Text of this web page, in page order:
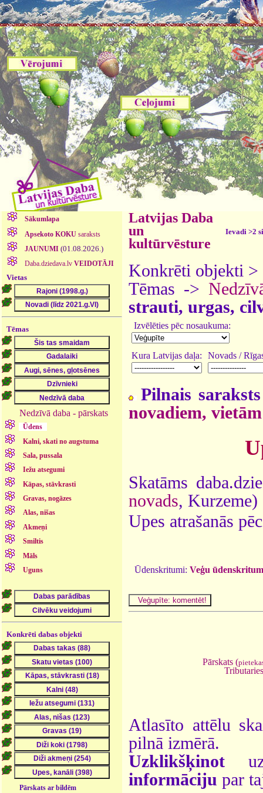
Sākumlapa
Apsekoto KOKUsaraksts
JAUNUMI (01.08.2026.)
Daba.dziedava.lv VEIDOTĀJI
Vietas
Tēmas
Nedzīvā daba - pārskats
Ūdens
Kalni, skati no augstuma
Sala, pussala
Iežu atsegumi
Kāpas, stāvkrasti
Gravas, nogāzes
Alas, nišas
Akmeņi
Smiltis
Māls
Uguns
Konkrēti dabas objekti
Pārskats ar bildēm
Latvijas Daba
un
kultūrvēsture
Ievadi >2
Konkrēti objekti >
Tēmas ->
strauti, urgas,
Izvēlēties pēc nosaukuma:
Kura Latvijas daļa: Novads /
Pilnais
novadiem, vietām
Skatāms
novads, Kurzeme)
Upes atrašanās
Ūdenskritumi: Veģu
Pārskats (
Atlasīto attēlu
pilnā izmērā.
Uzklikšķinot
informāciju par